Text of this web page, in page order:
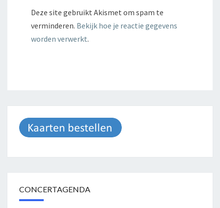
Deze site gebruikt Akismet om spam te
verminderen. Bekijk hoe je reactie gegevens
worden verwerkt.
CONCERTAGENDA